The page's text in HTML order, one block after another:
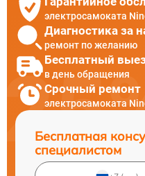
электросамоката
Диагностика за
ремонт по желанию
Бесплатный
в день обращения
Срочный ремонт
электросамоката
Бесплатная
специалистом